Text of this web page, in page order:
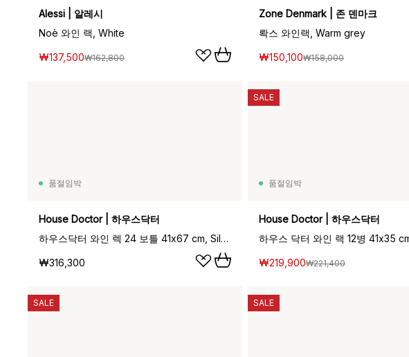
Alessi | 알레시
Noè 와인 랙, White
₩137,500₩162,800
Zone Denmark | 존 덴마크
롹스 와인랙, Warm grey
₩150,100₩158,000
품절임박
House Doctor | 하우스닥터
하우스닥터 와인 렉 24 보틀 41x67 cm, Silver finish
₩316,300
품절임박
House Doctor | 하우스닥터
₩219,900₩221,400
SALE
SALE SALE